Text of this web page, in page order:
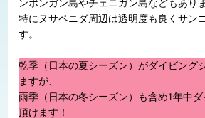
ンボンガン島やチェニガン島などもあり
特にヌサペニダ周辺は透明度も良くサン
す。
乾季（日本の夏シーズン）がダイビング
ますが、
雨季（日本の冬シーズン）も含め1年中
頂けます！